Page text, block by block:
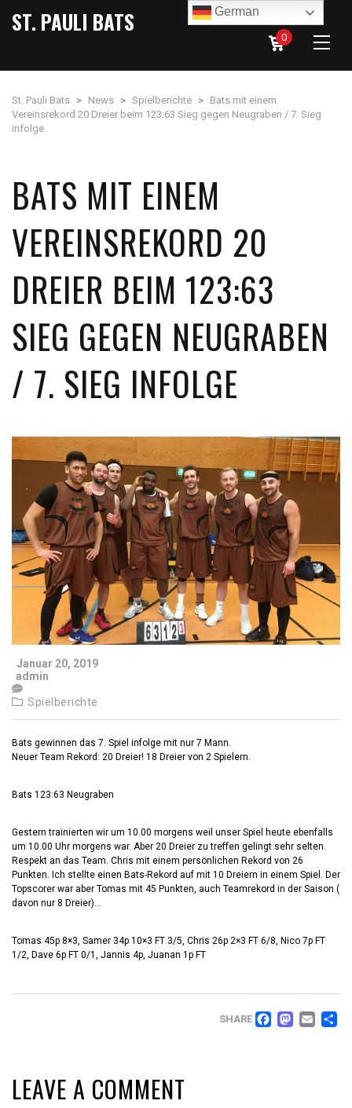
ST. PAULI BATS
0
St. Pauli Bats > News > Spielberichte > Bats mit einem
Vereinsrekord 20 Dreier beim 123:63 Sieg gegen Neugraben / 7. Sieg
infolge
BATS MIT EINEM
VEREINSREKORD 20
DREIER BEIM 123:63
SIEG GEGEN NEUGRABEN
/ 7. SIEG INFOLGE
Januar 20, 2019
admin
Spielberichte
Bats gewinnen das 7. Spiel infolge mit nur 7 Mann.
Neuer Team Rekord: 20 Dreier! 18 Dreier von 2 Spielern.
Bats 123:63 Neugraben
Gestern trainierten wir um 10.00 morgens weil unser Spiel heute ebenfalls
um 10.00 Uhr morgens war. Aber 20 Dreier zu treffen gelingt sehr selten.
Respekt an das Team. Chris mit einem persönlichen Rekord von 26
Punkten. Ich stellte einen Bats-Rekord auf mit 10 Dreiern in einem Spiel. Der
Topscorer war aber Tomas mit 45 Punkten, auch Teamrekord in der Saison (
davon nur 8 Dreier)…
Tomas 45p 8×3, Samer 34p 10×3 FT 3/5, Chris 26p 2×3 FT 6/8, Nico 7p FT
1/2, Dave 6p FT 0/1, Jannis 4p, Juanan 1p FT
SHARE
LEAVE A COMMENT
German